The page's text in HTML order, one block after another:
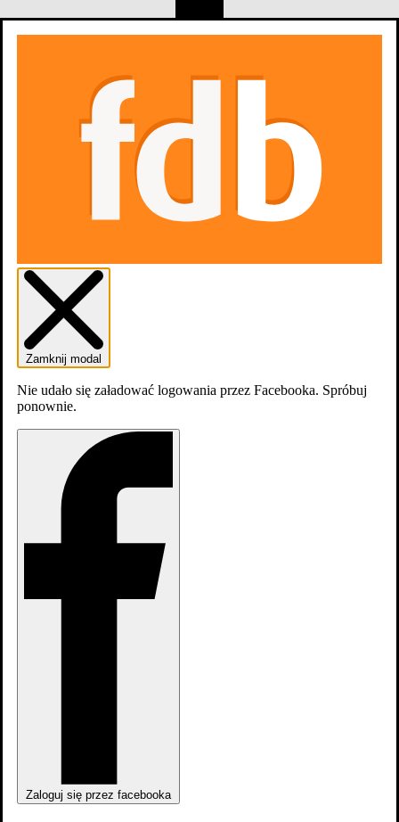
dodaj odcinek
Zamknij modal
Nie udało się załadować logowania przez Facebooka. Spróbuj
ponownie.
Zaloguj się przez facebooka